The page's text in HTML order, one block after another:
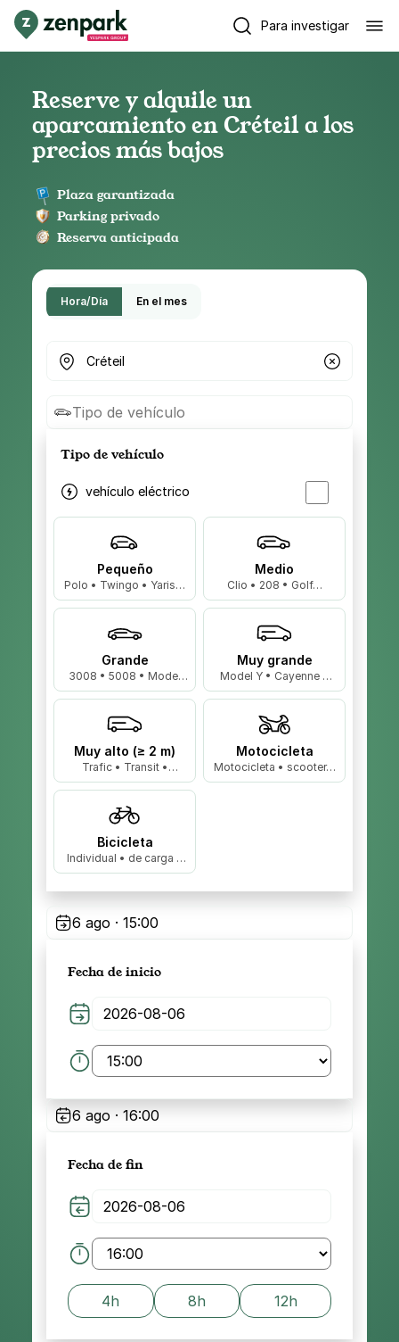
Para investigar
Reserve y alquile un
aparcamiento en Créteil a los
precios más bajos
Plaza garantizada
Parking privado
Reserva anticipada
Hora/Día En el mes
¿Dónde buscas parking?
Tipo de vehículo
Tipo de vehículo
vehículo eléctrico
Pequeño
Polo • Twingo • Yaris…
Medio
Clio • 208 • Golf…
Grande
3008 • 5008 • Model
3…
Muy grande
Model Y • Cayenne •
X5…
Muy alto (≥ 2 m)
Trafic • Transit •
Master…
Motocicleta
Motocicleta • scooter…
Bicicleta
Individual • de carga •
biplaza…
6 ago · 15:00
Fecha de inicio
6 ago · 16:00
Fecha de fin
4h 8h 12h